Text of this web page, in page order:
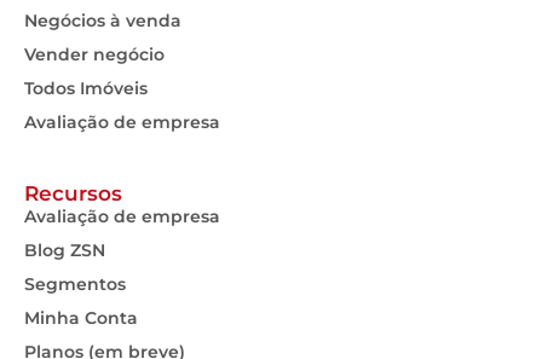
Negócios à venda
Vender negócio
Todos Imóveis
Avaliação de empresa
Recursos
Avaliação de empresa
Blog ZSN
Segmentos
Minha Conta
Planos (em breve)